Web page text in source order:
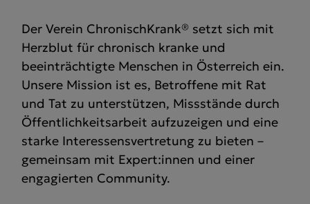
Der Verein ChronischKrank® setzt sich mit
Herzblut für chronisch kranke und
beeinträchtigte Menschen in Österreich ein.
Unsere Mission ist es, Betroffene mit Rat
und Tat zu unterstützen, Missstände durch
Öffentlichkeitsarbeit aufzuzeigen und eine
starke Interessensvertretung zu bieten –
gemeinsam mit Expert:innen und einer
engagierten Community.